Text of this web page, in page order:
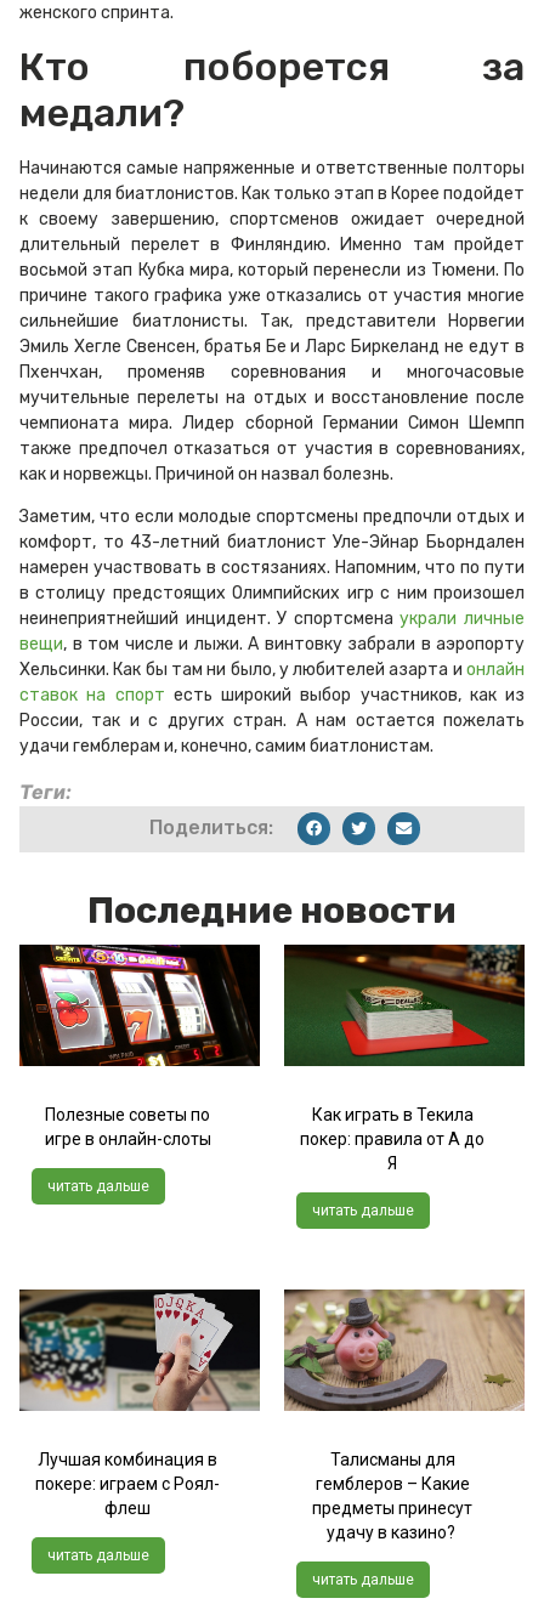
женского спринта.
Кто поборется за
медали?
Начинаются самые напряженные и ответственные полторы
недели для биатлонистов. Как только этап в Корее подойдет
к своему завершению, спортсменов ожидает очередной
длительный перелет в Финляндию. Именно там пройдет
восьмой этап Кубка мира, который перенесли из Тюмени. По
причине такого графика уже отказались от участия многие
сильнейшие биатлонисты. Так, представители Норвегии
Эмиль Хегле Свенсен, братья Бе и Ларс Биркеланд не едут в
Пхенчхан, променяв соревнования и многочасовые
мучительные перелеты на отдых и восстановление после
чемпионата мира. Лидер сборной Германии Симон Шемпп
также предпочел отказаться от участия в соревнованиях,
как и норвежцы. Причиной он назвал болезнь.
Заметим, что если молодые спортсмены предпочли отдых и
комфорт, то 43-летний биатлонист Уле-Эйнар Бьорндален
намерен участвовать в состязаниях. Напомним, что по пути
в столицу предстоящих Олимпийских игр с ним произошел
неинеприятнейший инцидент. У спортсменаукрали личные
вещи, в том числе и лыжи. А винтовку забрали в аэропорту
Хельсинки. Как бы там ни было, у любителей азарта и онлайн
ставок на спорт есть широкий выбор участников, как из
России, так и с других стран. А нам остается пожелать
удачи гемблерам и, конечно, самим биатлонистам.
Теги:
Поделиться:
Последние новости
Полезные советы по
игре в онлайн-слоты
читать дальше
Как играть в Текила
покер: правила от А до
Я
читать дальше
Лучшая комбинация в
покере: играем с Роял-
флеш
читать дальше
Талисманы для
гемблеров – Какие
предметы принесут
удачу в казино?
читать дальше